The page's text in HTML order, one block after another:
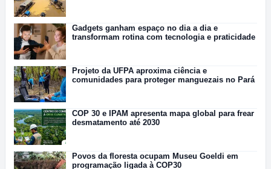
Gadgets ganham espaço no dia a dia e
transformam rotina com tecnologia e praticidade
Projeto da UFPA aproxima ciência e
comunidades para proteger manguezais no Pará
COP 30 e IPAM apresenta mapa global para frear
desmatamento até 2030
Povos da floresta ocupam Museu Goeldi em
programação ligada à COP30